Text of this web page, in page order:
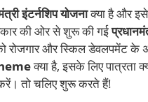
इंटर्नशिप योजनाक्या है और इसे
की ओर से शुरू की गई
रोजगार और स्किल डेवलपमेंट के
क्या है, इसके लिए पात्रता
तो चलिए शुरू करते हैं!